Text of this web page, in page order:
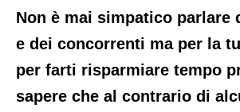
Non è mai simpatico parlare
e dei concorrenti ma per la
per farti risparmiare tempo
sapere che al contrario di